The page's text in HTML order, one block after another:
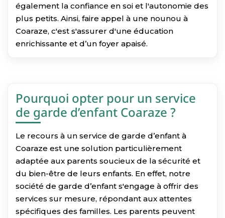
également la confiance en soi et l'autonomie des
plus petits. Ainsi, faire appel à une nounou à
Coaraze, c'est s'assurer d'une éducation
enrichissante et d’un foyer apaisé.
Pourquoi opter pour un service
de garde d’enfant Coaraze ?
Le recours à un service de garde d’enfant à
Coaraze est une solution particulièrement
adaptée aux parents soucieux de la sécurité et
du bien-être de leurs enfants. En effet, notre
société de garde d’enfant s'engage à offrir des
services sur mesure, répondant aux attentes
spécifiques des familles. Les parents peuvent